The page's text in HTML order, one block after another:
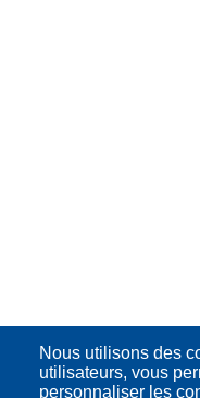
Nous utilisons des
utilisateurs, vous
personnaliser les